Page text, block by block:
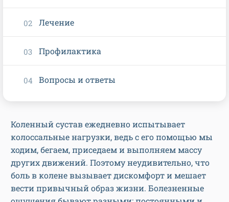
Коленный сустав ежедневно испытывает
колоссальные нагрузки, ведь с его помощью мы
ходим, бегаем, приседаем и выполняем массу
других движений. Поэтому неудивительно, что
боль в колене вызывает дискомфорт и мешает
вести привычный образ жизни. Болезненные
Лечение
Профилактика
Вопросы и ответы